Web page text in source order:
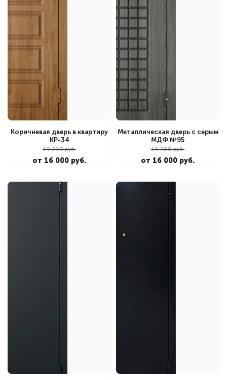
Коричневая дверь в квартиру
КР-34
19 200 руб.
от 16 000 руб.
Металлическая дверь с серым
МДФ №95
19 200 руб.
от 16 000 руб.